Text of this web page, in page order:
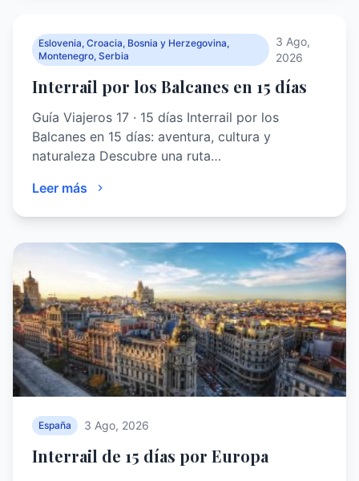
Eslovenia, Croacia, Bosnia y Herzegovina,
Montenegro, Serbia
3 Ago,
2026
Interrail por los Balcanes en 15 días
Guía Viajeros 17 · 15 días Interrail por los
Balcanes en 15 días: aventura, cultura y
naturaleza Descubre una ruta…
Leer más
España 3 Ago, 2026
Interrail de 15 días por Europa